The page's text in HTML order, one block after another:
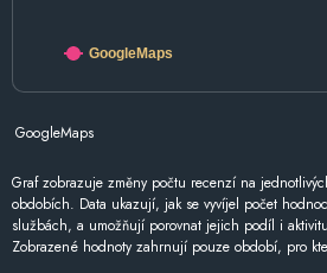
GoogleMaps
GoogleMaps
Graf zobrazuje změny počtu recenzí na
obdobích. Data ukazují, jak se vyvíjel počet
službách, a umožňují porovnat jejich podíl i
Zobrazené hodnoty zahrnují pouze období, pro